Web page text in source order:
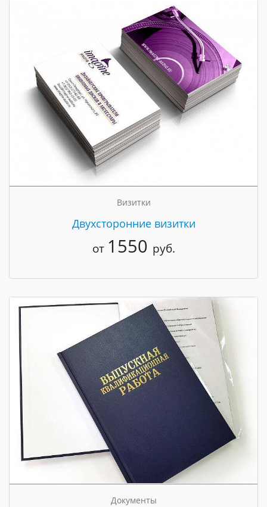
Визитки
Двухсторонние визитки
от 1550 руб.
Документы